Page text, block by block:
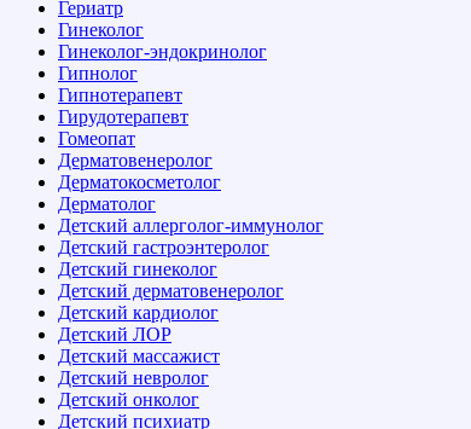
Гериатр
Гинеколог
Гинеколог-эндокринолог
Гипнолог
Гипнотерапевт
Гирудотерапевт
Гомеопат
Дерматовенеролог
Дерматокосметолог
Дерматолог
Детский аллерголог-иммунолог
Детский гастроэнтеролог
Детский гинеколог
Детский дерматовенеролог
Детский кардиолог
Детский ЛОР
Детский массажист
Детский невролог
Детский онколог
Детский психиатр